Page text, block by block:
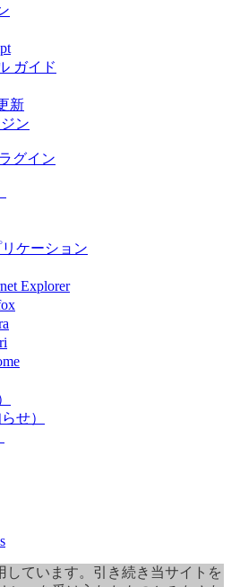
ガイド
新
ン
グイン
ケーション
Explorer
せ）
しています。引き続き当サイトを